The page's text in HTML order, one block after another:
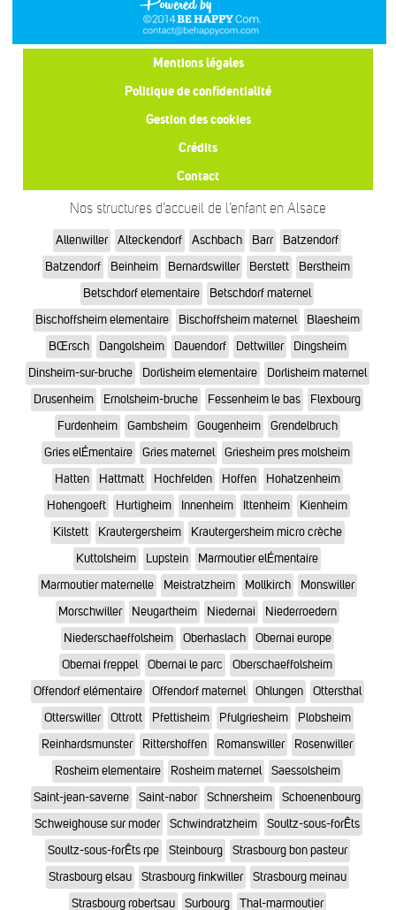
Mentions légales
Politique de confidentialité
Gestion des cookies
Crédits
Contact
Nos structures d’accueil de l’enfant en Alsace
Allenwiller Alteckendorf Aschbach Barr
Batzendorf
Batzendorf
Beinheim Bernardswiller Berstett
Berstheim
Betschdorf elementaire
Betschdorf maternel
Bischoffsheim elementaire
Bischoffsheim maternel
Blaesheim
BŒrsch
Dangolsheim Dauendorf Dettwiller
Dingsheim
Dinsheim-sur-bruche
Dorlisheim elementaire
Dorlisheim maternel
Drusenheim
Ernolsheim-bruche Fessenheim le bas
Flexbourg
Furdenheim
Gambsheim Gougenheim
Grendelbruch
Gries elÉmentaire
Gries maternel
Griesheim pres molsheim
Hatten
Hattmatt Hochfelden Hoffen
Hohatzenheim
Hohengoeft
Hurtigheim Innenheim Ittenheim
Kienheim
Kilstett
Krautergersheim
Krautergersheim micro crèche
Kuttolsheim
Lupstein
Marmoutier elÉmentaire
Marmoutier maternelle
Meistratzheim Mollkirch
Monswiller
Morschwiller
Neugartheim Niedernai
Niederroedern
Niederschaeffolsheim
Oberhaslach
Obernai europe
Obernai freppel
Obernai le parc
Oberschaeffolsheim
Offendorf elémentaire
Offendorf maternel Ohlungen
Ottersthal
Otterswiller
Ottrott Pfettisheim Pfulgriesheim
Plobsheim
Reinhardsmunster
Rittershoffen Romanswiller
Rosenwiller
Rosheim elementaire
Rosheim maternel
Saessolsheim
Saint-jean-saverne
Saint-nabor Schnersheim
Schoenenbourg
Schweighouse sur moder
Schwindratzheim
Soultz-sous-forÊts
Soultz-sous-forÊts rpe
Steinbourg
Strasbourg bon pasteur
Strasbourg elsau
Strasbourg finkwiller
Strasbourg meinau
Strasbourg robertsau
Surbourg Thal-marmoutier